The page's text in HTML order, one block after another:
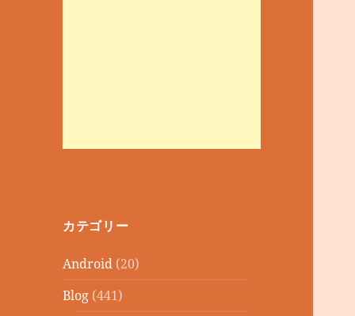
カテゴリー
Android (20)
Blog (441)